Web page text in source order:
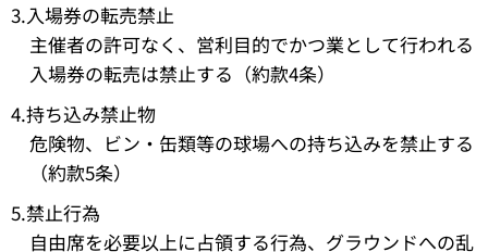
3.入場券の転売禁止
主催者の許可なく、営利目的でかつ業として行われる
入場券の転売は禁止する（約款4条）
4.持ち込み禁止物
危険物、ビン・缶類等の球場への持ち込みを禁止する
（約款5条）
5.禁止行為
自由席を必要以上に占領する行為、グラウンドへの乱